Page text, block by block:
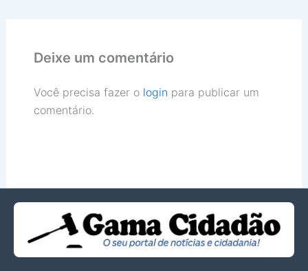
Deixe um comentário
Você precisa fazer o login para publicar um
comentário.